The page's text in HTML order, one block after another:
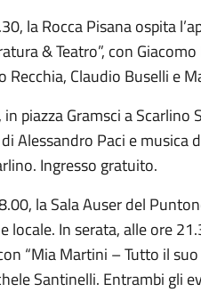
la Rocca Pisana ospita
& Teatro”, con
Recchia, Claudio Buselli e
piazza Gramsci a Scarlino
Alessandro Paci e musica
Ingresso gratuito.
la Sala Auser del
In serata, alle ore
“Mia Martini – Tutto il
Santinelli. Entrambi gli